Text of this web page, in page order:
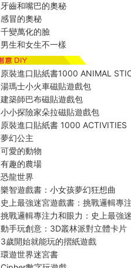
牙齒和嘴巴的奧秘
感冒的奧秘
千變萬化的臉
男生和女生不一樣
原裝進口貼紙書1000 ANIMAL
湯瑪士小火車磁貼遊戲包
建築師巴布磁貼遊戲包
小小探險家朵拉磁貼遊戲包
原裝進口貼紙書 1000 ACTIVITIES
夢幻公主
可愛的動物
有趣的農場
恐龍世界
樂智遊戲書：小女孩夢幻狂想曲
史上最強迷宮遊戲書：挑戰邏輯專
挑戰邏輯專注力和眼力：史上最強
動手玩創意：3D叢林派對立體卡片
3歲開始就能玩的摺紙遊戲
環遊世界迷宮書